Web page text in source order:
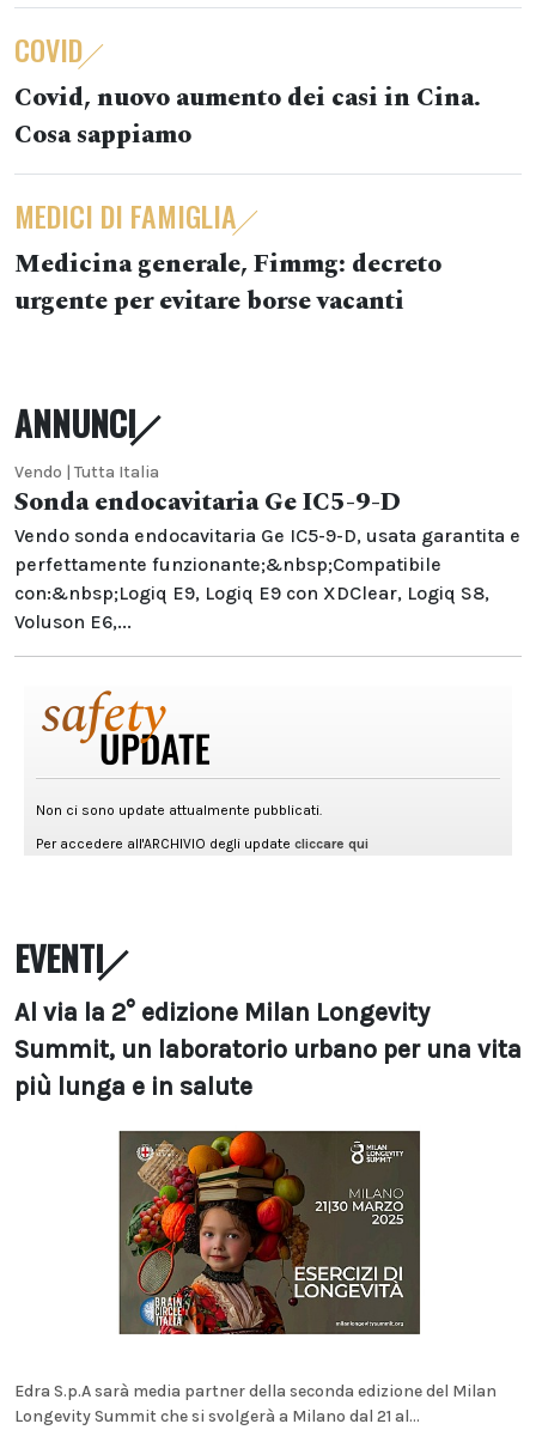
COVID
Covid, nuovo aumento dei casi in Cina.
Cosa sappiamo
MEDICI DI FAMIGLIA
Medicina generale, Fimmg: decreto
urgente per evitare borse vacanti
ANNUNCI
Vendo | Tutta Italia
Sonda endocavitaria Ge IC5-9-D
Vendo sonda endocavitaria Ge IC5-9-D, usata garantita e
perfettamente funzionante;&nbsp;Compatibile
con:&nbsp;Logiq E9, Logiq E9 con XDClear, Logiq S8,
Voluson E6,...
EVENTI
Al via la 2° edizione Milan Longevity
Summit, un laboratorio urbano per una vita
più lunga e in salute
Edra S.p.A sarà media partner della seconda edizione del Milan
Longevity Summit che si svolgerà a Milano dal 21 al...